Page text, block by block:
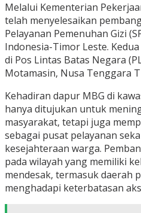
Melalui Kementerian
telah menyelesaikan
Pelayanan Pemenuhan Gizi
Indonesia-Timor Leste.
di Pos Lintas Batas Negara
Motamasin, Nusa Tenggara
Kehadiran dapur MBG di
hanya ditujukan untuk
masyarakat, tetapi juga
sebagai pusat pelayanan
kesejahteraan warga.
pada wilayah yang memiliki
mendesak, termasuk daerah
menghadapi keterbatasan